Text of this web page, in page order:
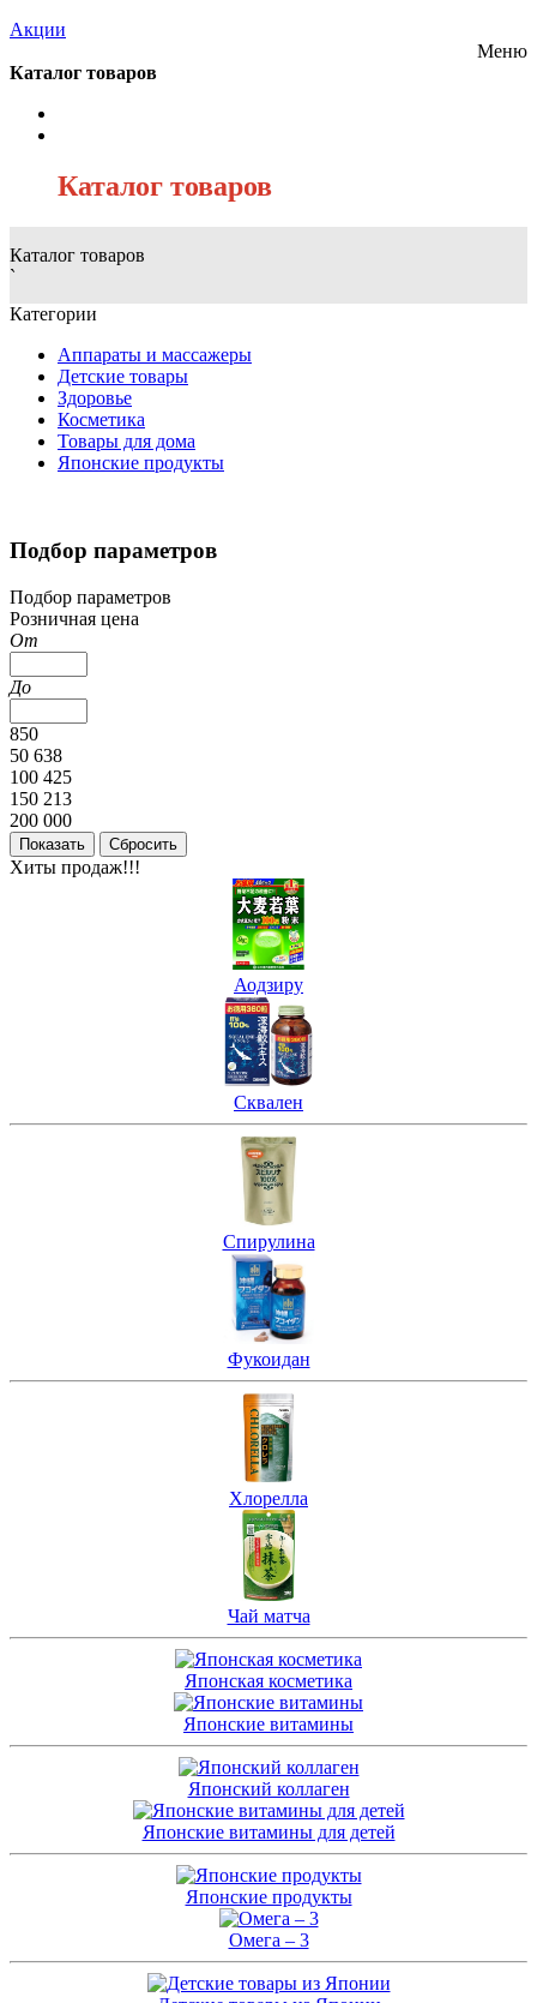
Акции
Меню
Каталог товаров
Каталог товаров
Каталог товаров
`
Категории
Аппараты и массажеры
Детские товары
Здоровье
Косметика
Товары для дома
Японские продукты
Подбор параметров
Подбор параметров
Розничная цена
От
До
850
50 638
100 425
150 213
200 000
Хиты продаж!!!
Аодзиру
Сквален
Спирулина
Фукоидан
Хлорелла
Чай матча
Японская косметика
Японские витамины
Японский коллаген
Японские витамины для детей
Японские продукты
Омега – 3